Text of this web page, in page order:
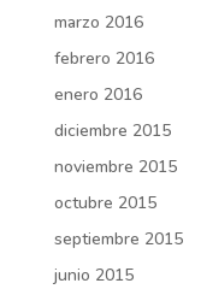
marzo 2016
febrero 2016
enero 2016
diciembre 2015
noviembre 2015
octubre 2015
septiembre 2015
junio 2015